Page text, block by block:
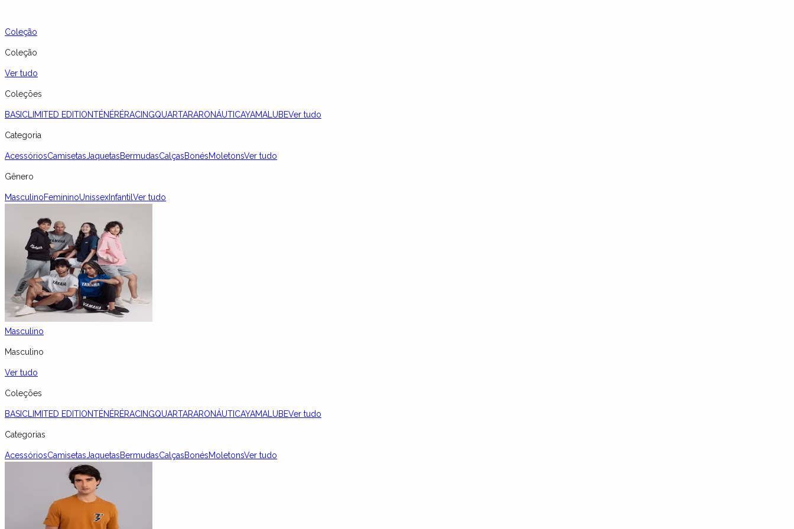
Coleção
Coleção
Ver tudo
Coleções
BASIC LIMITED EDITIONTÉNÉRÉRACINGQUARTARARONÁUTICAYAMALUBEVer tudo
Categoria
AcessóriosCamisetasJaquetasBermudasCalçasBonésMoletonsVer tudo
Gênero
MasculinoFemininoUnissex Infantil Ver tudo
Masculino
Masculino
Ver tudo
Coleções
BASIC LIMITED EDITIONTÉNÉRÉRACINGQUARTARARONÁUTICAYAMALUBEVer tudo
Categorias
AcessóriosCamisetasJaquetasBermudasCalçasBonésMoletonsVer tudo